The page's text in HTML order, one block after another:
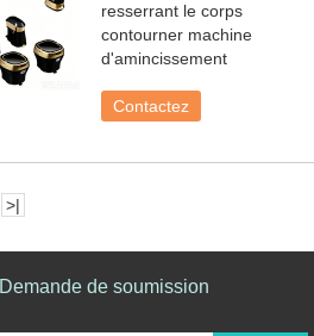
resserrant le corps
contourner machine
d'amincissement
Contactez
>|
Demande de soumission